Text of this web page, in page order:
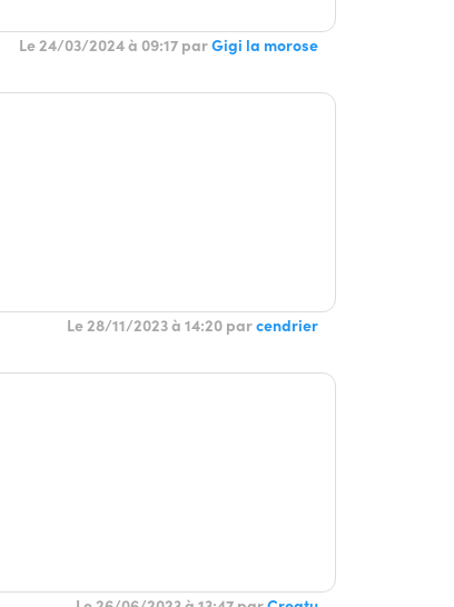
Le 24/03/2024 à 09:17 parGigi la morose
Le 28/11/2023 à 14:20 parcendrier